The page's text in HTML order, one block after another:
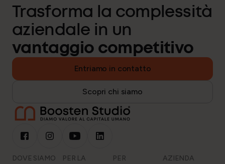
Trasforma la complessità
aziendale in un
vantaggio competitivo
Entriamo in contatto
Scopri chi siamo
DOVE SIAMO
PER LA
PER
AZIENDA